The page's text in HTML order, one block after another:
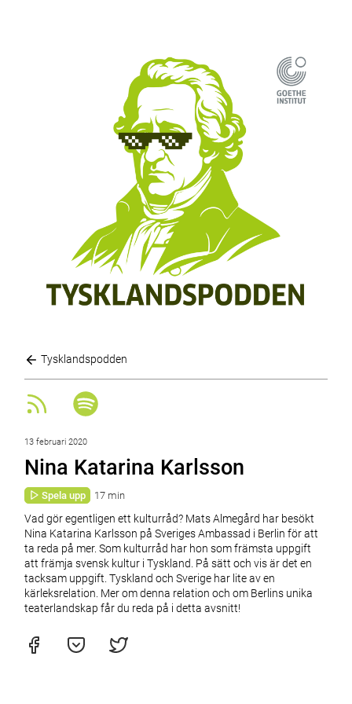
Tysklandspodden
13 februari 2020
Nina Katarina Karlsson
Spela upp 17 min
Vad gör egentligen ett kulturråd? Mats Almegård har besökt
Nina Katarina Karlsson på Sveriges Ambassad i Berlin för att
ta reda på mer. Som kulturråd har hon som främsta uppgift
att främja svensk kultur i Tyskland. På sätt och vis är det en
tacksam uppgift. Tyskland och Sverige har lite av en
kärleksrelation. Mer om denna relation och om Berlins unika
teaterlandskap får du reda på i detta avsnitt!